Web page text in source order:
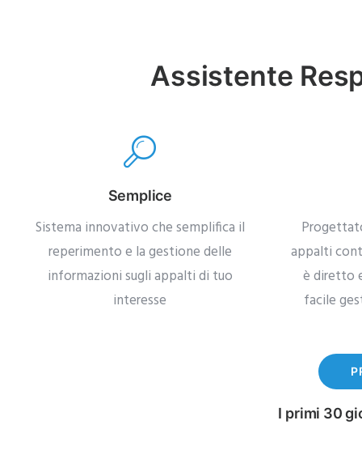
Assistente
Semplice
Sistema innovativo che semplifica il
reperimento e la gestione delle
informazioni sugli appalti di tuo
interesse
appalti
è diretto
facile
I primi 30